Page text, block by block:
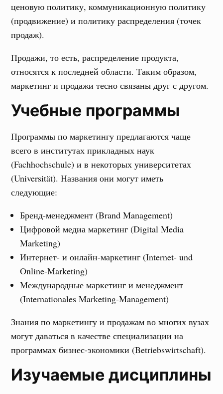
ценовую политику, коммуникационную политику
(продвижение) и политику распределения (точек
продаж).
Продажи, то есть, распределение продукта,
относятся к последней области. Таким образом,
маркетинг и продажи тесно связаны друг с другом.
Учебные программы
Программы по маркетингу предлагаются чаще
всего в институтах прикладных наук
(Fachhochschule) и в некоторых университетах
(Universität). Названия они могут иметь
следующие:
Бренд-менеджмент (Brand Management)
Цифровой медиа маркетинг (Digital Media
Marketing)
Интернет- и онлайн-маркетинг (Internet- und
Online-Marketing)
Международные маркетинг и менеджмент
(Internationales Marketing-Management)
Знания по маркетингу и продажам во многих вузах
могут даваться в качестве специализации на
программах бизнес-экономики (Betriebswirtschaft).
Изучаемые дисциплины